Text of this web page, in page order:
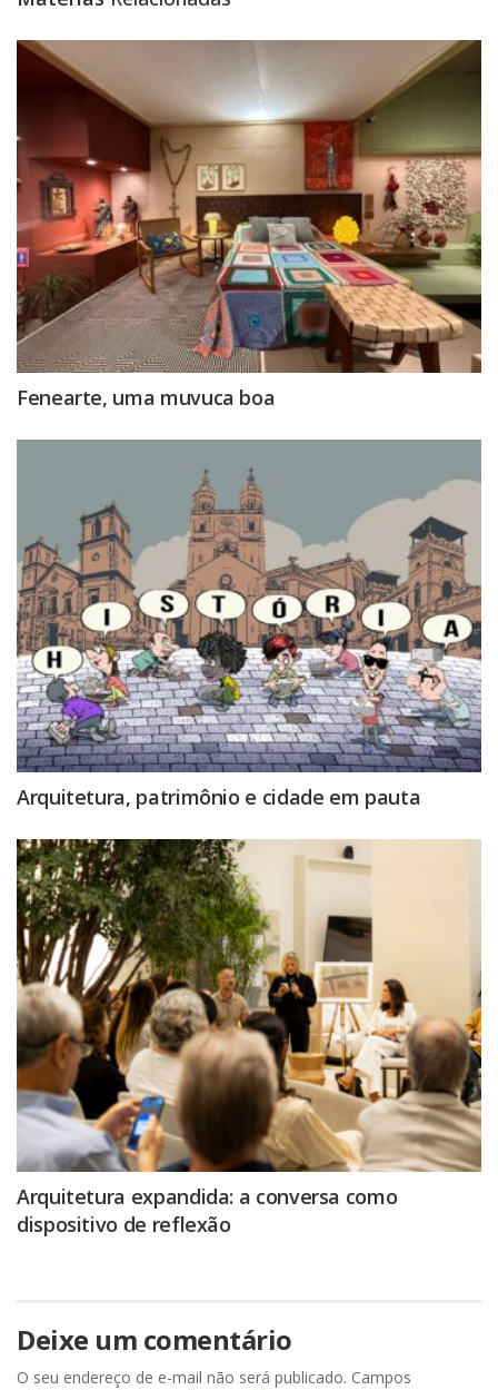
Fenearte, uma muvuca boa
Arquitetura, patrimônio e cidade em pauta
Arquitetura expandida: a conversa como
dispositivo de reflexão
Deixe um comentário
O seu endereço de e-mail não será publicado. Campos